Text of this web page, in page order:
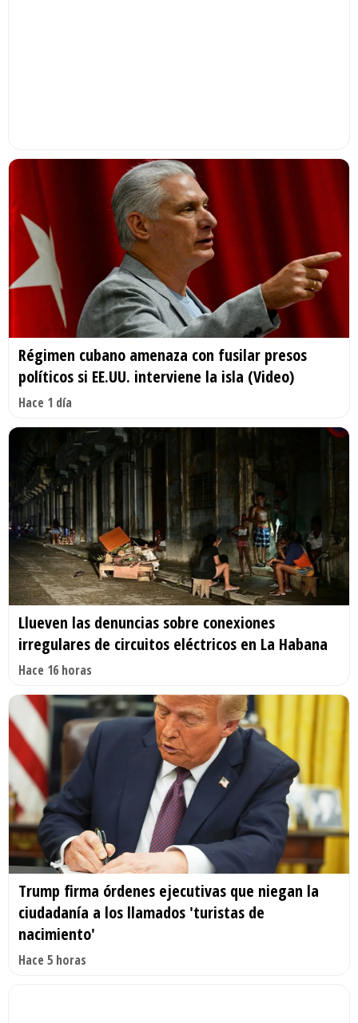
Régimen cubano amenaza con fusilar presos
políticos si EE.UU. interviene la isla (Video)
Hace 1 día
Llueven las denuncias sobre conexiones
irregulares de circuitos eléctricos en La Habana
Hace 16 horas
Trump firma órdenes ejecutivas que niegan la
ciudadanía a los llamados 'turistas de
nacimiento'
Hace 5 horas